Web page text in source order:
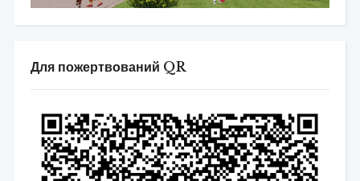
Для пожертвований QR